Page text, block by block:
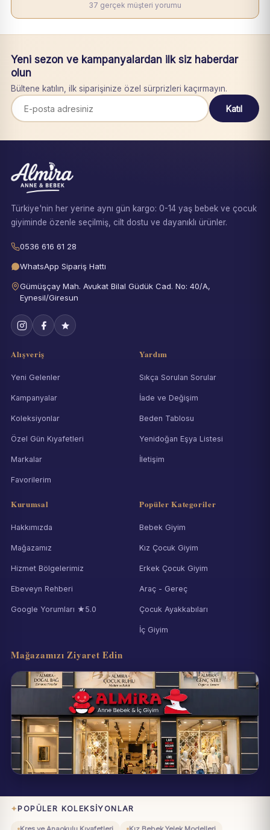
37 gerçek müşteri yorumu
Yeni sezon ve kampanyalardan ilk siz haberdar
olun
Bültene katılın, ilk siparişinize özel sürprizleri kaçırmayın.
Katıl
Türkiye'nin her yerine aynı gün kargo: 0-14 yaş bebek ve çocuk
giyiminde özenle seçilmiş, cilt dostu ve dayanıklı ürünler.
0536 616 61 28
WhatsApp Sipariş Hattı
Gümüşçay Mah. Avukat Bilal Güdük Cad. No: 40/A,
Eynesil/Giresun
Alışveriş
Yeni Gelenler
Kampanyalar
Koleksiyonlar
Özel Gün Kıyafetleri
Markalar
Favorilerim
Yardım
Sıkça Sorulan Sorular
İade ve Değişim
Beden Tablosu
Yenidoğan Eşya Listesi
İletişim
Kurumsal
Hakkımızda
Mağazamız
Hizmet Bölgelerimiz
Ebeveyn Rehberi
Google Yorumları ★5.0
Popüler Kategoriler
Bebek Giyim
Kız Çocuk Giyim
Erkek Çocuk Giyim
Araç - Gereç
Çocuk Ayakkabıları
İç Giyim
Mağazamızı Ziyaret Edin
Eynesil / Giresun
Pazartesi–Cumartesi 09:00–19:00
POPÜLER KOLEKSIYONLAR